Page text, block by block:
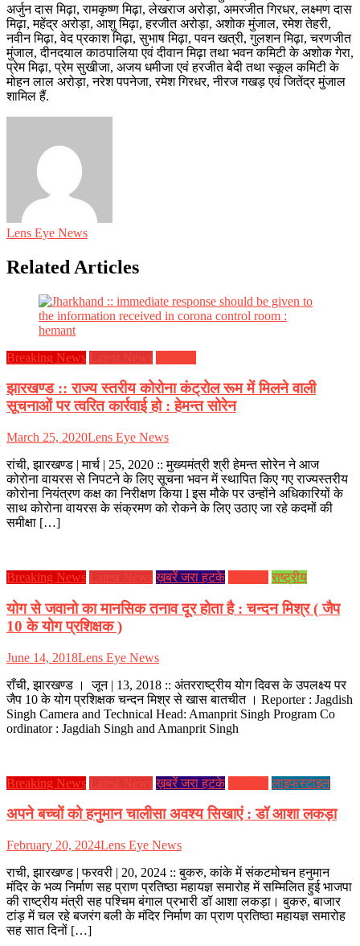
अर्जुन दास मिढ़ा, रामकृष्ण मिढ़ा, लेखराज अरोड़ा, अमरजीत गिरधर, लक्ष्मण दास
मिढ़ा, महेंद्र अरोड़ा, आशु मिढ़ा, हरजीत अरोड़ा, अशोक मुंजाल, रमेश तेहरी,
नवीन मिढ़ा, वेद प्रकाश मिढ़ा, सुभाष मिढ़ा, पवन खत्री, गुलशन मिढ़ा, चरणजीत
मुंजाल, दीनदयाल काठपालिया एवं दीवान मिढ़ा तथा भवन कमिटी के अशोक गेरा,
प्रेम मिढ़ा, प्रेम सुखीजा, अजय धमीजा एवं हरजीत बेदी तथा स्कूल कमिटी के
मोहन लाल अरोड़ा, नरेश पपनेजा, रमेश गिरधर, नीरज गखड़ एवं जितेंद्र मुंजाल
शामिल हैं.
Lens Eye News
Related Articles
Breaking News Latest News
झारखण्ड :: राज्य स्तरीय कोरोना कंट्रोल रूम में मिलने वाली
सूचनाओं पर त्वरित कार्रवाई हो : हेमन्त सोरेन
March 25, 2020Lens Eye News
रांची, झारखण्ड | मार्च | 25, 2020 :: मुख्यमंत्री श्री हेमन्त सोरेन ने आज
कोरोना वायरस से निपटने के लिए सूचना भवन में स्थापित किए गए राज्यस्तरीय
कोरोना नियंत्रण कक्ष का निरीक्षण किया l इस मौके पर उन्होंने अधिकारियों के
साथ कोरोना वायरस के संक्रमण को रोकने के लिए उठाए जा रहे कदमों की
समीक्षा […]
Breaking News Latest News ख़बरें जरा हटके राष्ट्रीय
योग से जवानो का मानसिक तनाव दूर होता है : चन्दन मिश्र ( जैप
10 के योग प्रशिक्षक )
June 14, 2018Lens Eye News
राँची, झारखण्ड । जून | 13, 2018 :: अंतरराष्ट्रीय योग दिवस के उपलक्ष्य पर
जैप 10 के योग प्रशिक्षक चन्दन मिश्र से खास बातचीत । Reporter : Jagdish
Singh Camera and Technical Head: Amanprit Singh Program Co
ordinator : Jagdiah Singh and Amanprit Singh
Breaking News Latest News ख़बरें जरा हटके लाइफस्टाइल
अपने बच्चों को हनुमान चालीसा अवश्य सिखाएं : डॉ आशा लकड़ा
February 20, 2024Lens Eye News
राची, झारखण्ड | फरवरी | 20, 2024 :: बुकरु, कांके में संकटमोचन हनुमान
मंदिर के भव्य निर्माण सह प्राण प्रतिष्ठा महायज्ञ समारोह में सम्मिलित हुई भाजपा
की राष्ट्रीय मंत्री सह पश्चिम बंगाल प्रभारी डॉ आशा लकड़ा। बुकरु, बाजार
टांड़ में चल रहे बजरंग बली के मंदिर निर्माण का प्राण प्रतिष्ठा महायज्ञ समारोह
सह सात दिनों […]